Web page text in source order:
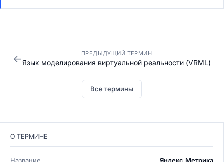
← ПРЕДЫДУЩИЙ ТЕРМИН
Язык моделирования виртуальной реальности (VRML)
Все термины
О ТЕРМИНЕ
Название
Яндекс.Метрика